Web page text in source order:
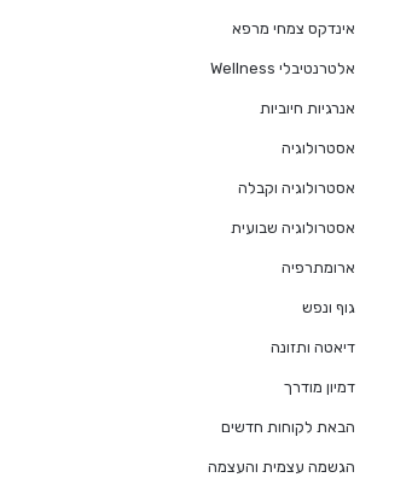
אינדקס צמחי מרפא
אלטרנטיבלי Wellness
אנרגיות חיוביות
אסטרולוגיה
אסטרולוגיה וקבלה
אסטרולוגיה שבועית
ארומתרפיה
גוף ונפש
דיאטה ותזונה
דמיון מודרך
הבאת לקוחות חדשים
הגשמה עצמית והעצמה